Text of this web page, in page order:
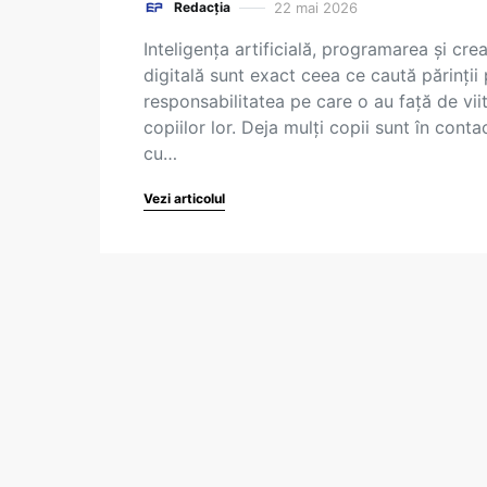
Redacția 22 mai 2026
Inteligența artificială, programarea și
digitală sunt exact ceea ce caută părinții
responsabilitatea pe care o au față de
copiilor lor. Deja mulți copii sunt în
cu…
Vezi articolul